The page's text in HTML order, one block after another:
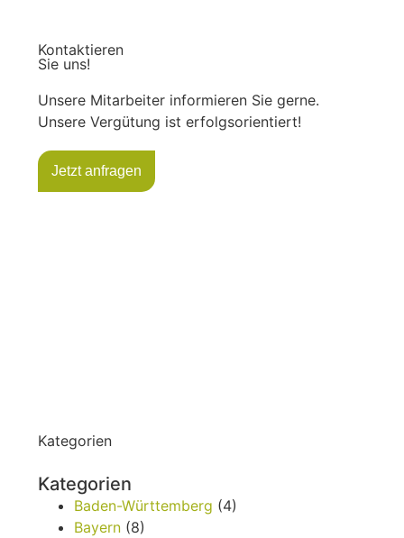
Kontaktieren
Sie uns!
Unsere Mitarbeiter informieren Sie gerne.
Unsere Vergütung ist erfolgsorientiert!
Jetzt anfragen
Kategorien
Kategorien
Baden-Württemberg (4)
Bayern (8)